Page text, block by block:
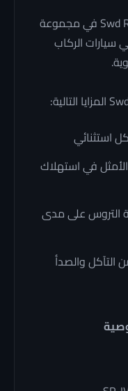
يتم اختيار Swd Rheinol ATF DX VI – LV في مجموعة
سيارات الركاب
استثنائي
في استهلاك
التروس على مدى
التآكل والصدأ